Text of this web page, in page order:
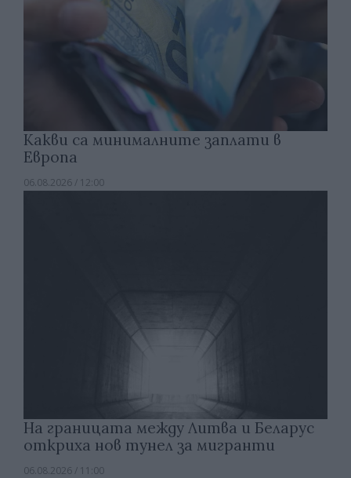
Какви са минималните заплати в
Европа
06.08.2026 / 12:00
На границата между Литва и Беларус
откриха нов тунел за мигранти
06.08.2026 / 11:00